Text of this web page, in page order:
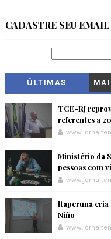
CADASTRE SEU EMAIL
ÚLTIMAS
TCE-RJ
referentes a
Ministério da
pessoas com
Itaperuna cria
Niño